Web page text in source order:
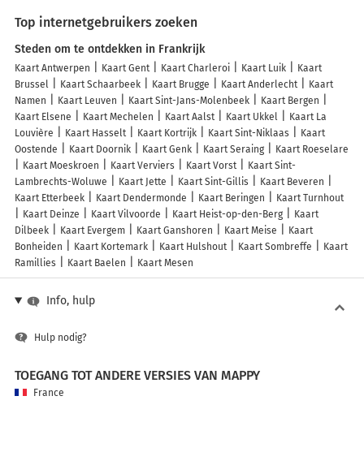
Top internetgebruikers zoeken
Steden om te ontdekken in Frankrijk
Kaart Antwerpen Kaart Gent Kaart Charleroi Kaart Luik
Kaart
Brussel
Kaart Schaarbeek Kaart Brugge Kaart Anderlecht
Kaart
Namen
Kaart Leuven Kaart Sint-Jans-Molenbeek
Kaart Bergen
Kaart Elsene
Kaart Mechelen Kaart Aalst Kaart Ukkel
Kaart La
Louvière
Kaart Hasselt Kaart Kortrijk Kaart Sint-Niklaas
Kaart
Oostende
Kaart Doornik Kaart Genk Kaart Seraing
Kaart Roeselare
Kaart Moeskroen
Kaart Verviers Kaart Vorst
Kaart Sint-
Lambrechts-Woluwe
Kaart Jette Kaart Sint-Gillis
Kaart Beveren
Kaart Etterbeek
Kaart Dendermonde Kaart Beringen
Kaart Turnhout
Kaart Deinze
Kaart Vilvoorde Kaart Heist-op-den-Berg
Kaart
Dilbeek
Kaart Evergem Kaart Ganshoren Kaart Meise
Kaart
Bonheiden
Kaart Kortemark Kaart Hulshout Kaart Sombreffe
Kaart
Ramillies
Kaart Baelen Kaart Mesen
Info, hulp
Hulp nodig?
TOEGANG TOT ANDERE VERSIES VAN MAPPY
France